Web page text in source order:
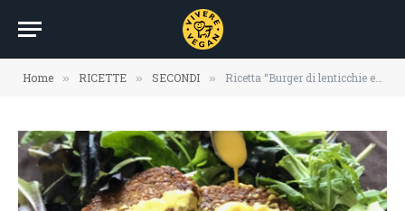
Home » RICETTE » SECONDI » Ricetta “Burger di lenticchie e avena”